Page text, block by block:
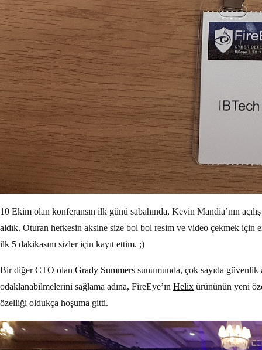
10 Ekim olan konferansın ilk günü sabahında, Kevin Mandia’nın
aldık. Oturan herkesin aksine size bol bol resim ve video çekmek için
ilk 5 dakikasını sizler için kayıt ettim. ;)
Bir diğer CTO olan Grady Summers sunumunda, çok sayıda
odaklanabilmelerini sağlama adına, FireEye’ın Helix ürününün yeni
özelliği oldukça hoşuma gitti.